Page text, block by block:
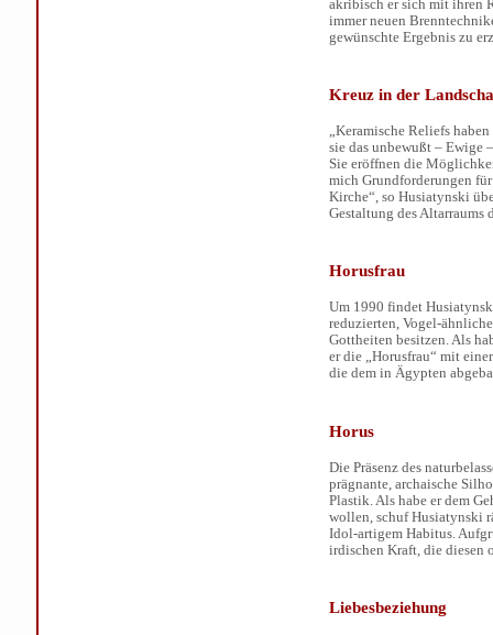
akribisch er sich mit ihren
immer neuen
gewünschte Ergebnis zu
Kreuz in der
„Keramische Reliefs
sie das unbewußt – Ewige
Sie eröffnen die
mich Grundforderungen
Kirche“, so Husiatynski
Gestaltung des Altarraums
Horusfrau
Um 1990 findet
reduzierten, Vogel-
Gottheiten besitzen. Als
er die „Horusfrau“ mit
die dem in Ägypten
Horus
Die Präsenz des
prägnante, archaische
Plastik. Als habe er dem
wollen, schuf Husiatynski
Idol-artigem Habitus.
irdischen Kraft, die diesen
Liebesbeziehung